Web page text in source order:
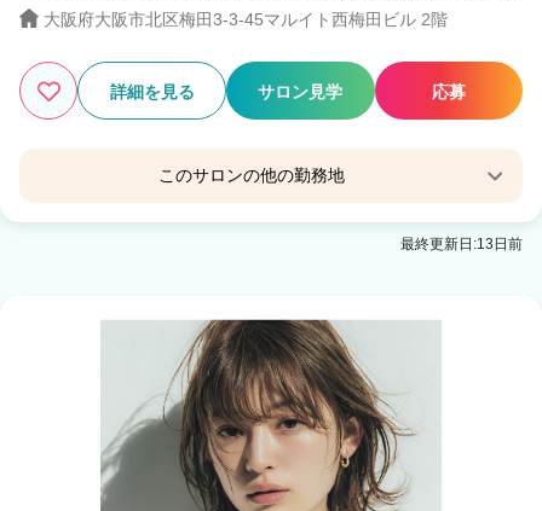
大阪府大阪市北区梅田3-3-45マルイト西梅田ビル 2階
詳細を見る サロン見学 応募
このサロンの他の勤務地
ワンステップ 銀座店
ワンステップ 名古屋店
名古屋駅 徒歩3分
ワンステップ 新宿店
新宿駅 徒歩4分
最終更新日:13日前